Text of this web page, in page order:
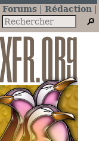
Forums
Rédaction